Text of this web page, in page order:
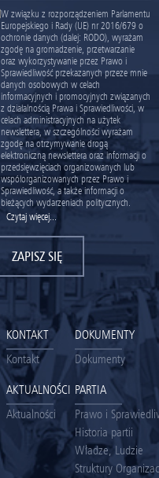
W związku z rozporządzeniem Parlamentu
Europejskiego i Rady (UE) nr 2016/679 o
ochronie danych (dalej: RODO), wyrażam
zgodę na gromadzenie, przetwarzanie
oraz wykorzystywanie przez Prawo i
Sprawiedliwość przekazanych przeze mnie
danych osobowych w celach
informacyjnych i promocyjnych związanych
z działalnością Prawa i Sprawiedliwości, w
celach administracyjnych na użytek
newslettera, w szczególności wyrażam
zgodę na otrzymywanie drogą
elektroniczną newslettera oraz informacji o
przedsięwzięciach organizowanych lub
współorganizowanych przez Prawo i
Sprawiedliwość, a także informacji o
bieżących wydarzeniach politycznych.
Czytaj więcej...
ZAPISZ SIĘ
KONTAKT
Kontakt
DOKUMENTY
Dokumenty
AKTUALNOŚCI
Aktualności
PARTIA
Prawo i
Historia partii
Władze, Ludzie
Struktury